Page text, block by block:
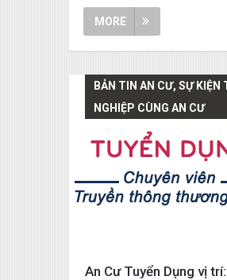
MORE
BẢN TIN AN CƯ, SỰ KIỆN
NGHIỆP CÙNG AN CƯ
An Cư Tuyển Dụng vị